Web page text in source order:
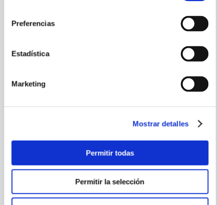
Preferencias
Estadística
Marketing
Mostrar detalles
Permitir todas
Permitir la selección
VISTE
VER TODOS
BUENOS MODALES EN EL
AUTOBUS ESCOLAR
BUENOS MODALES EN EL
PARQUE